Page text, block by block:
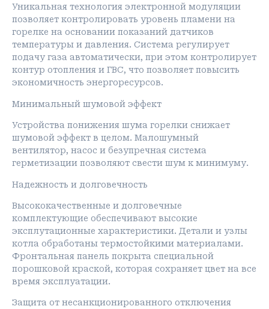
Уникальная технология электронной модуляции
позволяет контролировать уровень пламени на
горелке на основании показаний датчиков
температуры и давления. Система регулирует
подачу газа автоматически, при этом контролирует
контур отопления и ГВС, что позволяет повысить
экономичность энергоресурсов.
Минимальный шумовой эффект
Устройства понижения шума горелки снижает
шумовой эффект в целом. Малошумный
вентилятор, насос и безупречная система
герметизации позволяют свести шум к минимуму.
Надежность и долговечность
Высококачественные и долговечные
комплектующие обеспечивают высокие
эксплутационные характеристики. Детали и узлы
котла обработаны термостойкими материалами.
Фронтальная панель покрыта специальной
порошковой краской, которая сохраняет цвет на все
время эксплуатации.
Защита от несанкционированного отключения